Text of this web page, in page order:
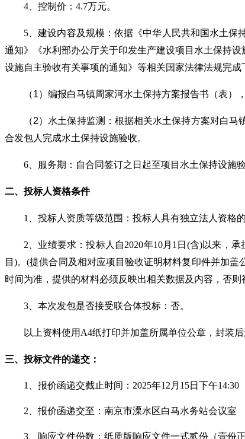
4、控制价：4.7万元。
5、建设内容及规模： 依据《中华人民共和国水土保
通知》《水利部办公厅关于印发生产建设项目水土保持
设施自主验收有关事项的通知》等相关国家法律法规完成
（1）编报白马镇周家河水土保持方案报告书（表）
（2）水土保持监测：根据相关水土保持方案对白马
合发包人完成水土保持设施验收。
6 服务期： 自合同签订之日起至项目水土保持设施
二、投标人资格条件
1、投标人资质等级范围：投标人具有独立法人资格
2、业绩要求：投标人自2020年10月 1日(含)以来，
目)。(提供合同及相对应项目验收证明材料复印件并加
时间为准，提供的材料必须反映出相关数据及内容，否则
3、本次发包是否接受联合体投标：否。
以上资料使用 A4纸打印并加盖所属单位公章，封装后
三、投标文件的递交：
1、 报价函递交截止时间 ： 2025年12 月 15日下午14:30
2、 报价函递交至：南京市溧水区白马水务站会议室
3、响应文件份数：纸质版响应文件一式贰份（壹份